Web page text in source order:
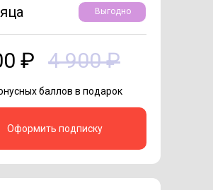
баллов в подарок
4 900 ₽
₽
Оформить подписку
Выгодно